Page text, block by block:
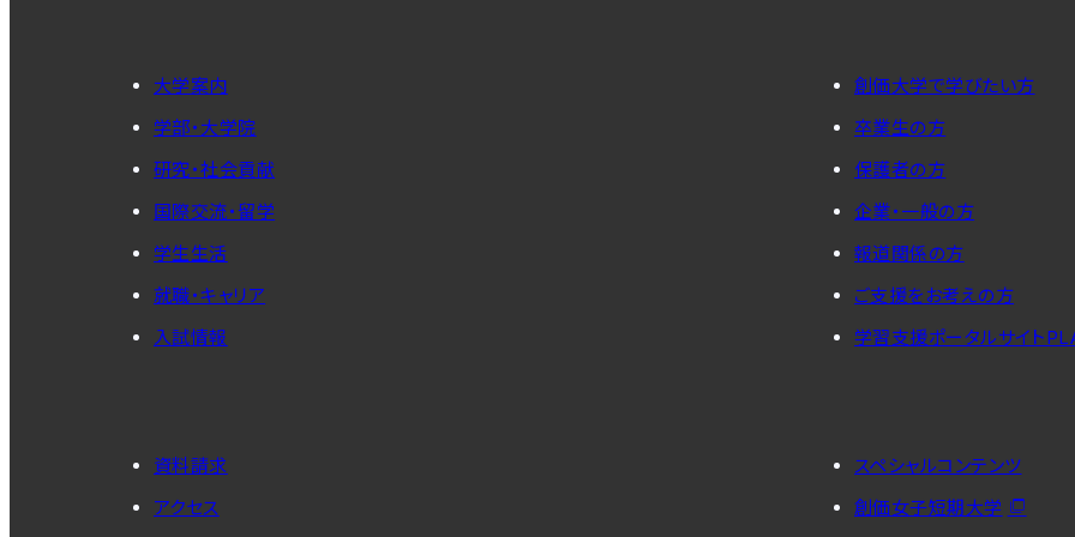
大学案内
学部・大学院
研究・社会貢献
国際交流・留学
学生生活
就職・キャリア
入試情報
創価大学で学びたい方
卒業生の方
保護者の方
企業・一般の方
報道関係の方
ご支援をお考えの方
学習支援ポータルサイト
資料請求
アクセス
スペシャルコンテンツ
創価女子短期大学